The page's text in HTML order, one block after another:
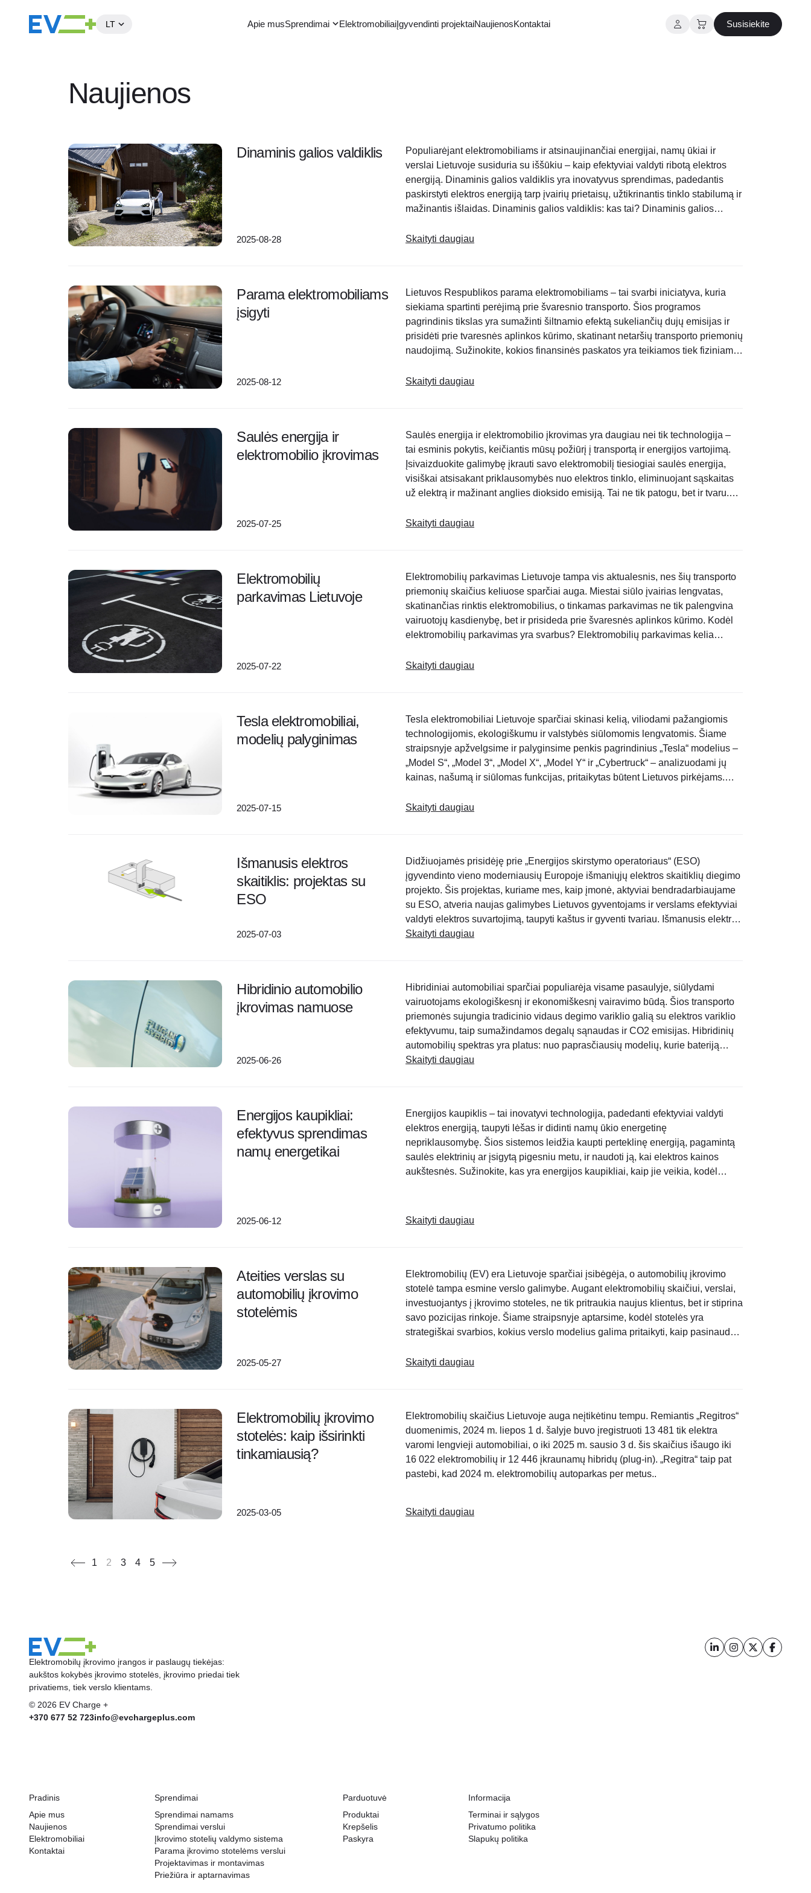
LT Apie musSprendimai ElektromobiliaiĮgyvendinti projektaiNaujienosKontaktai Susisiekite
Naujienos
Dinaminis galios valdiklis
2025-08-28
Populiarėjant elektromobiliams ir atsinaujinančiai energijai, namų ūkiai ir
verslai Lietuvoje susiduria su iššūkiu – kaip efektyviai valdyti ribotą elektros
energiją. Dinaminis galios valdiklis yra inovatyvus sprendimas, padedantis
paskirstyti elektros energiją tarp įvairių prietaisų, užtikrinantis tinklo stabilumą ir
mažinantis išlaidas. Dinaminis galios valdiklis: kas tai? Dinaminis galios
Skaityti daugiau
Parama elektromobiliams
įsigyti
2025-08-12
Lietuvos Respublikos parama elektromobiliams – tai svarbi iniciatyva, kuria
siekiama spartinti perėjimą prie švaresnio transporto. Šios programos
pagrindinis tikslas yra sumažinti šiltnamio efektą sukeliančių dujų emisijas ir
prisidėti prie tvaresnės aplinkos kūrimo, skatinant netaršių transporto priemonių
naudojimą. Sužinokite, kokios finansinės paskatos yra teikiamos tiek fiziniams
elektromobilius…
Skaityti daugiau
Saulės energija ir
elektromobilio įkrovimas
2025-07-25
Saulės energija ir elektromobilio įkrovimas yra daugiau nei tik technologija –
tai esminis pokytis, keičiantis mūsų požiūrį į transportą ir energijos vartojimą.
Įsivaizduokite galimybę įkrauti savo elektromobilį tiesiogiai saulės energija,
visiškai atsisakant priklausomybės nuo elektros tinklo, eliminuojant sąskaitas
už elektrą ir mažinant anglies dioksido emisiją. Tai ne tik patogu, bet ir tvaru.
Skaityti daugiau
Elektromobilių
parkavimas Lietuvoje
2025-07-22
Elektromobilių parkavimas Lietuvoje tampa vis aktualesnis, nes šių transporto
priemonių skaičius keliuose sparčiai auga. Miestai siūlo įvairias lengvatas,
skatinančias rinktis elektromobilius, o tinkamas parkavimas ne tik palengvina
vairuotojų kasdienybę, bet ir prisideda prie švaresnės aplinkos kūrimo. Kodėl
elektromobilių parkavimas yra svarbus? Elektromobilių parkavimas kelia
Lietuvoje Kiekviena..
Skaityti daugiau
Tesla elektromobiliai,
modelių palyginimas
2025-07-15
Tesla elektromobiliai Lietuvoje sparčiai skinasi kelią, viliodami pažangiomis
technologijomis, ekologiškumu ir valstybės siūlomomis lengvatomis. Šiame
straipsnyje apžvelgsime ir palyginsime penkis pagrindinius „Tesla“ modelius –
„Model S“, „Model 3“, „Model X“, „Model Y“ ir „Cybertruck“ – analizuodami jų
kainas, našumą ir siūlomas funkcijas, pritaikytas būtent Lietuvos pirkėjams.
Skaityti daugiau
Išmanusis elektros
skaitiklis: projektas su
ESO
2025-07-03
Didžiuojamės prisidėję prie „Energijos skirstymo operatoriaus“ (ESO)
įgyvendinto vieno moderniausių Europoje išmaniųjų elektros skaitiklių diegimo
projekto. Šis projektas, kuriame mes, kaip įmonė, aktyviai bendradarbiaujame
su ESO, atveria naujas galimybes Lietuvos gyventojams ir verslams efektyviai
valdyti elektros suvartojimą, taupyti kaštus ir gyventi tvariau. Išmanusis elektros
skaitiklis su P1 sąsaja, kurią diegiant prisidėjome, leidžia realiu laiku stebėti..
Skaityti daugiau
Hibridinio automobilio
įkrovimas namuose
2025-06-26
Hibridiniai automobiliai sparčiai populiarėja visame pasaulyje, siūlydami
vairuotojams ekologiškesnį ir ekonomiškesnį vairavimo būdą. Šios transporto
priemonės sujungia tradicinio vidaus degimo variklio galią su elektros variklio
efektyvumu, taip sumažindamos degalų sąnaudas ir CO2 emisijas. Hibridinių
automobilių spektras yra platus: nuo paprasčiausių modelių, kurie bateriją
įkrauna patys važiuodami (regeneracinis stabdymas), iki išmanių įkraunamų
Skaityti daugiau
Energijos kaupikliai:
efektyvus sprendimas
namų energetikai
2025-06-12
Energijos kaupiklis – tai inovatyvi technologija, padedanti efektyviai valdyti
elektros energiją, taupyti lėšas ir didinti namų ūkio energetinę
nepriklausomybę. Šios sistemos leidžia kaupti perteklinę energiją, pagamintą
saulės elektrinių ar įsigytą pigesniu metu, ir naudoti ją, kai elektros kainos
aukštesnės. Sužinokite, kas yra energijos kaupikliai, kaip jie veikia, kodėl
Skaityti daugiau
Ateities verslas su
automobilių įkrovimo
stotelėmis
2025-05-27
Elektromobilių (EV) era Lietuvoje sparčiai įsibėgėja, o automobilių įkrovimo
stotelė tampa esmine verslo galimybe. Augant elektromobilių skaičiui, verslai,
investuojantys į įkrovimo stoteles, ne tik pritraukia naujus klientus, bet ir stiprina
savo pozicijas rinkoje. Šiame straipsnyje aptarsime, kodėl stotelės yra
strategiškai svarbios, kokius verslo modelius galima pritaikyti, kaip pasinaudoti
Skaityti daugiau
Elektromobilių įkrovimo
stotelės: kaip išsirinkti
tinkamiausią?
2025-03-05
Elektromobilių skaičius Lietuvoje auga neįtikėtinu tempu. Remiantis „Regitros“
duomenimis, 2024 m. liepos 1 d. šalyje buvo įregistruoti 13 481 tik elektra
varomi lengvieji automobiliai, o iki 2025 m. sausio 3 d. šis skaičius išaugo iki
16 022 elektromobilių ir 12 446 įkraunamų hibridų (plug-in). „Regitra“ taip pat
pastebi, kad 2024 m. elektromobilių autoparkas per metus..
Skaityti daugiau
1 2 3 4 5
Elektromobilų įkrovimo įrangos ir paslaugų tiekėjas:
aukštos kokybės įkrovimo stotelės, įkrovimo priedai tiek
privatiems, tiek verslo klientams.
© 2026 EV Charge +
+370 677 52 723info@evchargeplus.com
Pradinis
Apie mus
Naujienos
Elektromobiliai
Kontaktai
Sprendimai
Sprendimai namams
Sprendimai verslui
Įkrovimo stotelių valdymo sistema
Parama įkrovimo stotelėms verslui
Projektavimas ir montavimas
Priežiūra ir aptarnavimas
Parduotuvė
Produktai
Krepšelis
Paskyra
Informacija
Terminai ir sąlygos
Privatumo politika
Slapukų politika